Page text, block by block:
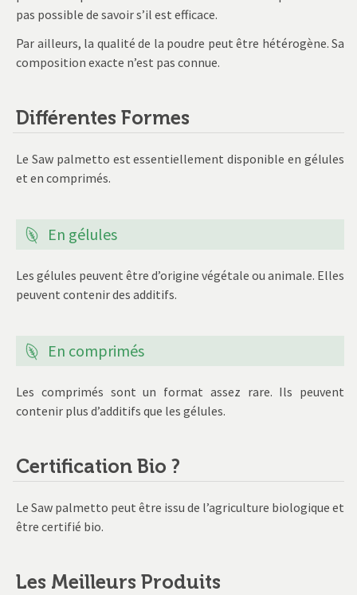
pas possible de savoir s’il est efficace.
Par ailleurs, la qualité de la poudre peut être hétérogène. Sa
composition exacte n’est pas connue.
Différentes Formes
Le Saw palmetto est essentiellement disponible en gélules
et en comprimés.
En gélules
Les gélules peuvent être d’origine végétale ou animale. Elles
peuvent contenir des additifs.
En comprimés
Les comprimés sont un format assez rare. Ils peuvent
contenir plus d’additifs que les gélules.
Certification Bio ?
Le Saw palmetto peut être issu de l’agriculture biologique et
être certifié bio.
Les Meilleurs Produits